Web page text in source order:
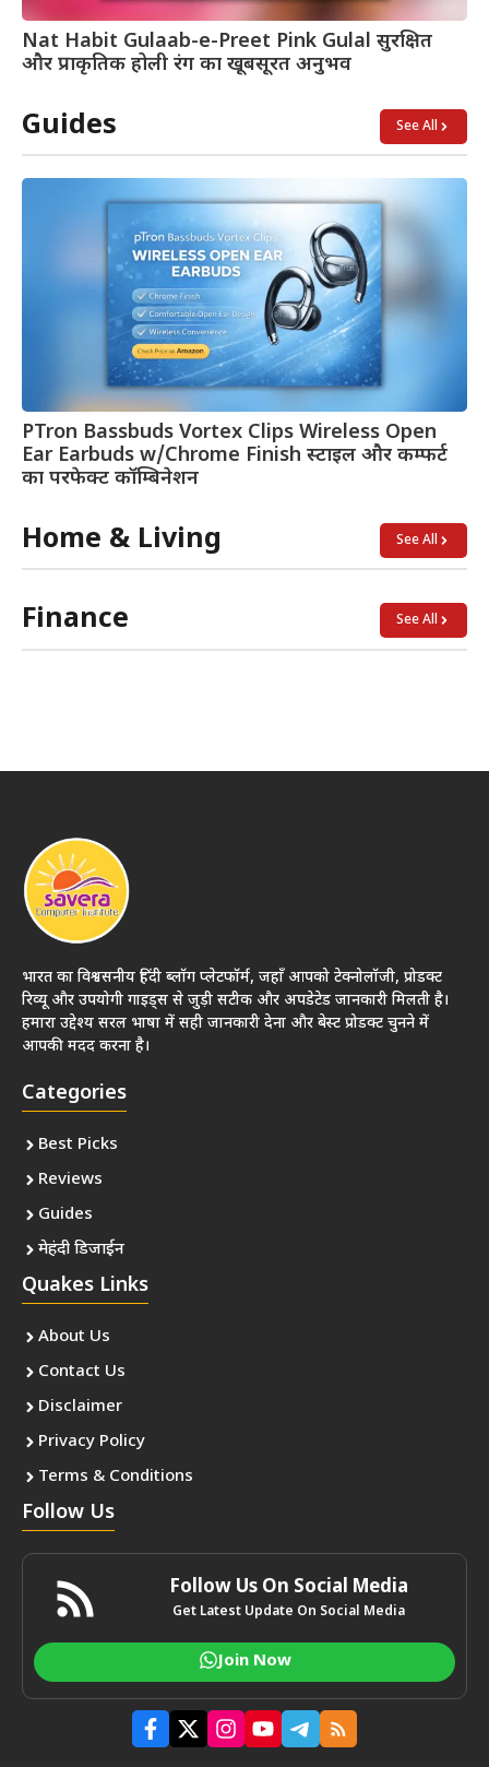
Nat Habit Gulaab-e-Preet Pink Gulal सुरक्षित
और प्राकृतिक होली रंग का खूबसूरत अनुभव
Guides See All
PTron Bassbuds Vortex Clips Wireless Open
Ear Earbuds w/Chrome Finish स्टाइल और कम्फर्ट
का परफेक्ट कॉम्बिनेशन
Home & Living See All
Finance See All
भारत का विश्वसनीय हिंदी ब्लॉग प्लेटफॉर्म, जहाँ आपको टेक्नोलॉजी, प्रोडक्ट
रिव्यू और उपयोगी गाइड्स से जुड़ी सटीक और अपडेटेड जानकारी मिलती है।
हमारा उद्देश्य सरल भाषा में सही जानकारी देना और बेस्ट प्रोडक्ट चुनने में
आपकी मदद करना है।
Categories
Best Picks
Reviews
Guides
मेहंदी डिजाईन
Quakes Links
About Us
Contact Us
Disclaimer
Privacy Policy
Terms & Conditions
Follow Us
Follow Us On Social Media
Get Latest Update On Social Media
Join Now